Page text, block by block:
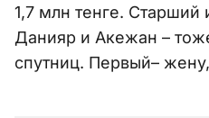
1,7 млн тенге. Старший
Данияр и Акежан –
спутниц. Первый–